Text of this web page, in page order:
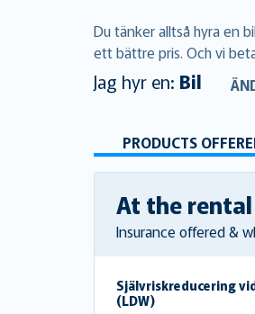
Du tänker alltså hyra en
ett bättre pris. Och vi
Jag hyr en: Bil
PRODUCTS
At the
Insurance offered &
Självriskreducering
(LDW)